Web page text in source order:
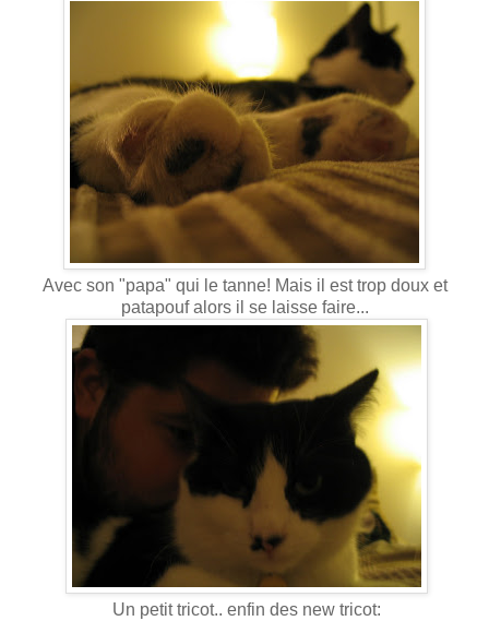
Avec son "papa" qui le tanne! Mais il est trop doux et
patapouf alors il se laisse faire...
Un petit tricot.. enfin des new tricot: